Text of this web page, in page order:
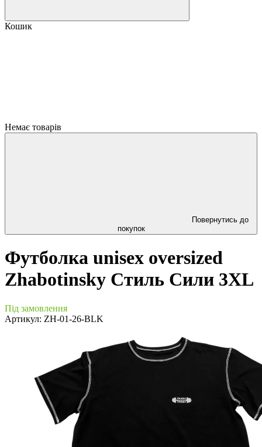
Кошик
Немає товарів
Повернутись до
покупок
Футболка unisex oversized
Zhabotinsky Стиль Сили 3XL
Під замовлення
Артикул: ZH-01-26-BLK